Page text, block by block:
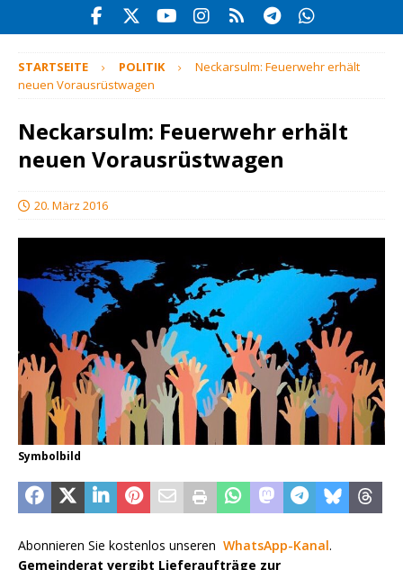
STARTSEITE POLITIK
Neckarsulm: Feuerwehr erhält
neuen Vorausrüstwagen
Neckarsulm: Feuerwehr erhält
neuen Vorausrüstwagen
20. März 2016
Symbolbild
Abonnieren Sie kostenlos unseren WhatsApp-Kanal.
Gemeinderat vergibt Lieferaufträge zur